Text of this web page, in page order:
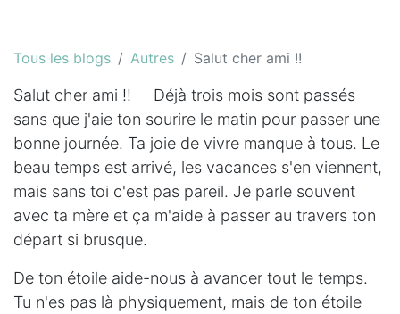
Tous les blogs Autres Salut cher ami !!
Salut cher ami !! Déjà trois mois sont passés
sans que j'aie ton sourire le matin pour passer une
bonne journée. Ta joie de vivre manque à tous. Le
beau temps est arrivé, les vacances s'en viennent,
mais sans toi c'est pas pareil. Je parle souvent
avec ta mère et ça m'aide à passer au travers ton
départ si brusque.
De ton étoile aide-nous à avancer tout le temps.
Tu n'es pas là physiquement, mais de ton étoile